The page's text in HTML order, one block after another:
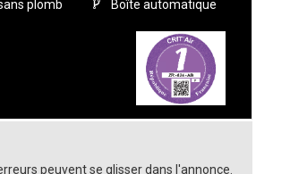
plomb
Boîte automatique
peuvent se glisser dans l'annonce.